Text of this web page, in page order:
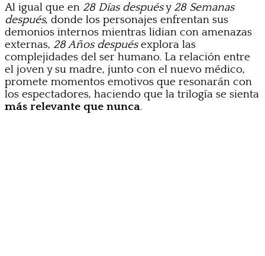
Al igual que en 28 Días despuésy 28 Semanas
después, donde los personajes enfrentan sus
demonios internos mientras lidian con amenazas
externas, 28 Años despuésexplora las
complejidades del ser humano. La relación entre
el joven y su madre, junto con el nuevo médico,
promete momentos emotivos que resonarán con
los espectadores, haciendo que la trilogía se sienta
más relevante que nunca.